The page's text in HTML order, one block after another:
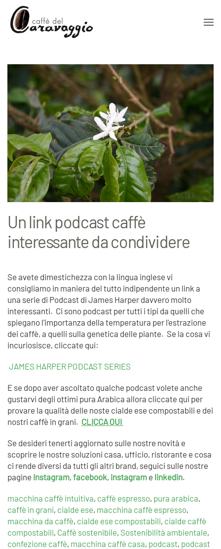
Skip to main content
Un link podcast caffè
interessante da condividere
Se avete dimestichezza con la lingua inglese vi
consigliamo in maniera del tutto indipendente un link a
una serie di Podcast di James Harper davvero molto
interessanti. Ci sono podcast per tutti i tipi da quelli che
spiegano l'importanza della temperatura per l'estrazione
dei caffè, a quelli sulla genetica delle piante. Se la cosa vi
incuriosisce, cliccate qui:
JAMES HARPER PODCAST SERIES
E se dopo aver ascoltato qualche podcast volete anche
gustarvi degli ottimi pura Arabica allora cliccate qui per
provare la qualità delle noste cialde ese compostabili e dei
nostri caffè in grani. CLICCA QUI
Se desideri tenerti aggiornato sulle nostre novità e
scoprire le nostre soluzioni casa, ufficio, ristorante e cosa
ci rende diversi da tutti gli altri brand, seguici sulle nostre
pagine Instagram, facebook, instagram e linkedin.
macchina caffè intuitiva, caffè espresso, pura arabica,
caffè in grani, cialde ese, macchina caffè espresso,
macchina da caffè, cialde ese compostabili, cialde caffè
compostabili, Caffè sostenibile, Sostenibilità ambientale,
confezione caffè, macchina caffè casa, podcast, podcast